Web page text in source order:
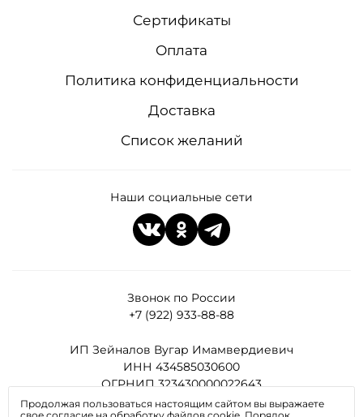
Звонок по России
+7 (922) 933-88-88
ИП Зейналов Вугар Имамвердиевич
ИНН 434585030600
ОГРНИП 323430000022643
Сертификаты
Оплата
Политика конфиденциальности
Доставка
Список желаний
Наши социальные сети
Продолжая пользоваться настоящим сайтом вы выражаете